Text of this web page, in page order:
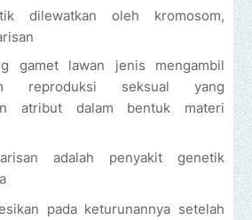
dilewatkan oleh kromosom,
gamet lawan jenis mengambil
reproduksi seksual yang
atribut dalam bentuk materi
adalah penyakit genetik
pada keturunannya setelah